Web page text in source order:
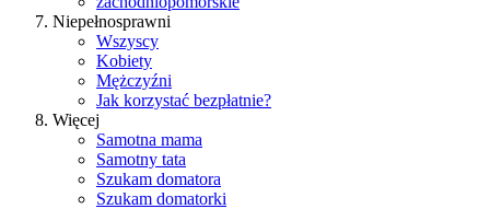
Niepełnosprawni
Wszyscy
Kobiety
Mężczyźni
Jak korzystać bezpłatnie?
Więcej
Samotna mama
Samotny tata
Szukam domatora
Szukam domatorki